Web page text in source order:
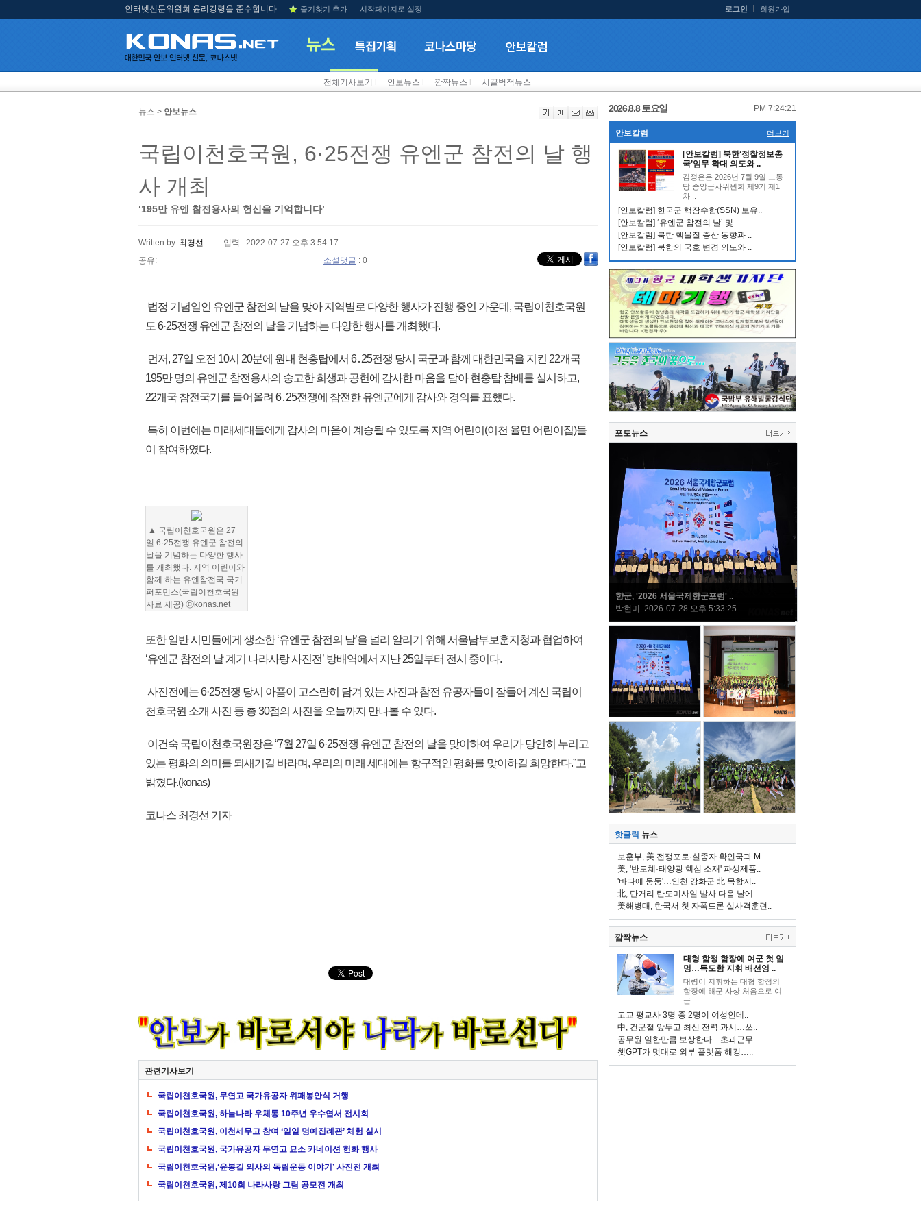
인터넷신문위원회 윤리강령을 준수합니다 즐겨찾기 추가 시작페이지로 설정 로그인 회원가입
전체기사보기 안보뉴스 깜짝뉴스 시끌벅적뉴스
뉴스 > 안보뉴스
국립이천호국원, 6·25전쟁 유엔군 참전의 날 행
사 개최
‘195만 유엔 참전용사의 헌신을 기억합니다’
Written by. 최경선
입력 : 2022-07-27 오후 3:54:17
공유:
소셜댓글 : 0
법정 기념일인 유엔군 참전의 날을 맞아 지역별로 다양한 행사가 진행 중인 가운데, 국립이천호국원
도 6·25전쟁 유엔군 참전의 날을 기념하는 다양한 행사를 개최했다.
먼저, 27일 오전 10시 20분에 원내 현충탑에서 6․25전쟁 당시 국군과 함께 대한민국을 지킨 22개국
195만 명의 유엔군 참전용사의 숭고한 희생과 공헌에 감사한 마음을 담아 현충탑 참배를 실시하고,
22개국 참전국기를 들어올려 6․25전쟁에 참전한 유엔군에게 감사와 경의를 표했다.
특히 이번에는 미래세대들에게 감사의 마음이 계승될 수 있도록 지역 어린이(이천 율면 어린이집)들
이 참여하였다.
▲ 국립이천호국원은 27
일 6·25전쟁 유엔군 참전의
날을 기념하는 다양한 행사
를 개최했다. 지역 어린이와
함께 하는 유엔참전국 국기
퍼포먼스(국립이천호국원
자료 제공) ⓒkonas.net
또한 일반 시민들에게 생소한 ‘유엔군 참전의 날’을 널리 알리기 위해 서울남부보훈지청과 협업하여
‘유엔군 참전의 날 계기 나라사랑 사진전’ 방배역에서 지난 25일부터 전시 중이다.
사진전에는 6·25전쟁 당시 아픔이 고스란히 담겨 있는 사진과 참전 유공자들이 잠들어 계신 국립이
천호국원 소개 사진 등 총 30점의 사진을 오늘까지 만나볼 수 있다.
이건숙 국립이천호국원장은 “7월 27일 6·25전쟁 유엔군 참전의 날을 맞이하여 우리가 당연히 누리고
있는 평화의 의미를 되새기길 바라며, 우리의 미래 세대에는 항구적인 평화를 맞이하길 희망한다.”고
밝혔다.(konas)
코나스 최경선 기자
관련기사보기
국립이천호국원, 무연고 국가유공자 위패봉안식 거행
국립이천호국원, 하늘나라 우체통 10주년 우수엽서 전시회
국립이천호국원, 이천세무고 참여 ‘일일 명예집례관’ 체험 실시
국립이천호국원, 국가유공자 무연고 묘소 카네이션 헌화 행사
국립이천호국원,‘윤봉길 의사의 독립운동 이야기’ 사진전 개최
국립이천호국원, 제10회 나라사랑 그림 공모전 개최
2026.8.8 토요일 PM 7:24:22
안보칼럼 더보기
[안보칼럼] 북한‘정찰정보총
국’임무 확대 의도와 ..
김정은은 2026년 7월 9일 노동
당 중앙군사위원회 제9기 제1
차 ..
[안보칼럼] 한국군 핵잠수함(SSN) 보유..
[안보칼럼] ‘유엔군 참전의 날’ 및 ..
[안보칼럼] 북한 핵물질 증산 동향과 ..
[안보칼럼] 북한의 국호 변경 의도와 ..
포토뉴스
향군, '2026 서울국제향군포럼' ..
박현미 2026-07-28 오후 5:33:25
핫클릭 뉴스
보훈부, 美 전쟁포로·실종자 확인국과 M..
美, '반도체·태양광 핵심 소재' 파생제품..
'바다에 둥둥'…인천 강화군 北 목함지..
北, 단거리 탄도미사일 발사 다음 날에..
美해병대, 한국서 첫 자폭드론 실사격훈련..
깜짝뉴스
대형 함정 함장에 여군 첫 임
명…독도함 지휘 배선영 ..
대령이 지휘하는 대형 함정의
함장에 해군 사상 처음으로 여
군..
고교 평교사 3명 중 2명이 여성인데..
中, 건군절 앞두고 최신 전력 과시…쓰..
공무원 일한만큼 보상한다…초과근무 ..
챗GPT가 멋대로 외부 플랫폼 해킹…..